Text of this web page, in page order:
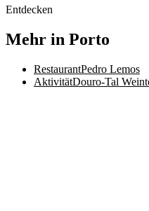
Entdecken
Mehr in Porto
RestaurantPedro Lemos
AktivitätDouro-Tal